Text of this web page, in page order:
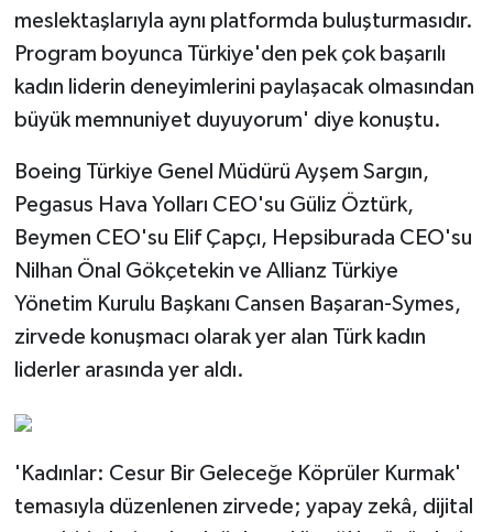
meslektaşlarıyla aynı platformda buluşturmasıdır.
Program boyunca Türkiye'den pek çok başarılı
kadın liderin deneyimlerini paylaşacak olmasından
büyük memnuniyet duyuyorum' diye konuştu.
Boeing Türkiye Genel Müdürü Ayşem Sargın,
Pegasus Hava Yolları CEO'su Güliz Öztürk,
Beymen CEO'su Elif Çapçı, Hepsiburada CEO'su
Nilhan Önal Gökçetekin ve Allianz Türkiye
Yönetim Kurulu Başkanı Cansen Başaran-Symes,
zirvede konuşmacı olarak yer alan Türk kadın
liderler arasında yer aldı.
'Kadınlar: Cesur Bir Geleceğe Köprüler Kurmak'
temasıyla düzenlenen zirvede; yapay zekâ, dijital